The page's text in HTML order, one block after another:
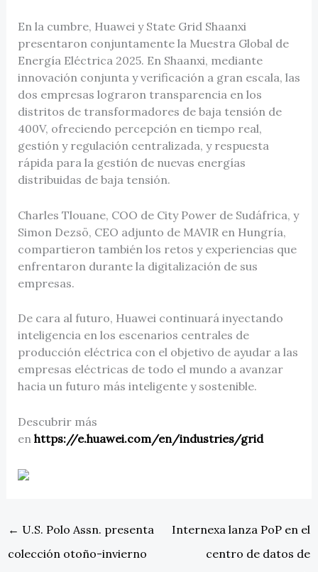
En la cumbre, Huawei y State Grid Shaanxi
presentaron conjuntamente la Muestra Global de
Energía Eléctrica 2025. En Shaanxi, mediante
innovación conjunta y verificación a gran escala, las
dos empresas lograron transparencia en los
distritos de transformadores de baja tensión de
400V, ofreciendo percepción en tiempo real,
gestión y regulación centralizada, y respuesta
rápida para la gestión de nuevas energías
distribuidas de baja tensión.
Charles Tlouane, COO de City Power de Sudáfrica, y
Simon Dezsö, CEO adjunto de MAVIR en Hungría,
compartieron también los retos y experiencias que
enfrentaron durante la digitalización de sus
empresas.
De cara al futuro, Huawei continuará inyectando
inteligencia en los escenarios centrales de
producción eléctrica con el objetivo de ayudar a las
empresas eléctricas de todo el mundo a avanzar
hacia un futuro más inteligente y sostenible.
Descubrir más
en https://e.huawei.com/en/industries/grid
← U.S. Polo Assn. presenta
colección otoño-invierno
Internexa lanza PoP en el
centro de datos de